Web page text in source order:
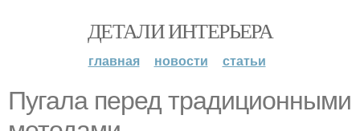
ДЕТАЛИ ИНТЕРЬЕРА
главная новости статьи
Пугала перед традиционными